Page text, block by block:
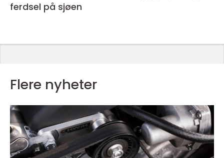
ferdsel på sjøen
Flere nyheter